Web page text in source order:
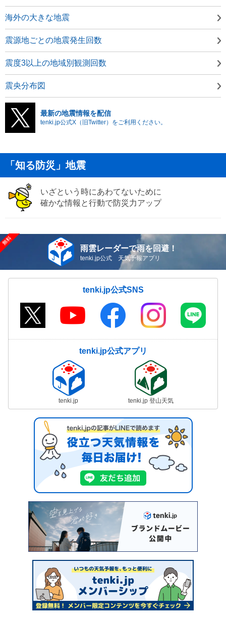
海外の大きな地震
震源地ごとの地震発生回数
震度3以上の地域別観測回数
震央分布図
最新の地震情報を配信
tenki.jp公式X（旧Twitter）をご利用ください。
「知る防災」地震
いざという時にあわてないために
確かな情報と行動で防災力アップ
雨雲レーダーで雨を回避！
tenki.jp公式 天気予報アプリ
tenki.jp公式SNS
tenki.jp公式アプリ
tenki.jp tenki.jp 登山天気